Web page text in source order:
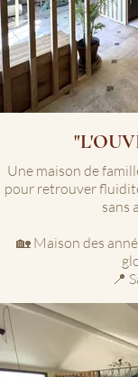
Une maison de famille entièrement
pour retrouver
sans
🏡 Maison des
📍